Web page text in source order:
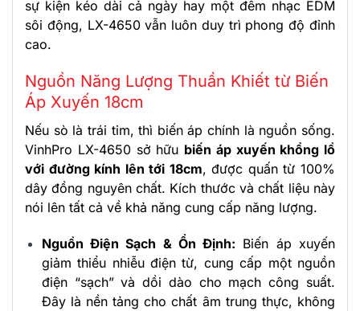
sự kiện kéo dài cả ngày hay một đêm nhạc EDM
sôi động, LX-4650 vẫn luôn duy trì phong độ đỉnh
cao.
Nguồn Năng Lượng Thuần Khiết từ Biến
Áp Xuyến 18cm
Nếu sò là trái tim, thì biến áp chính là nguồn sống.
VinhPro LX-4650 sở hữu biến áp xuyến khổng lồ
với đường kính lên tới 18cm, được quấn từ 100%
dây đồng nguyên chất. Kích thước và chất liệu này
nói lên tất cả về khả năng cung cấp năng lượng.
Nguồn Điện Sạch & Ổn Định: Biến áp xuyến
giảm thiểu nhiễu điện từ, cung cấp một nguồn
điện “sạch” và dồi dào cho mạch công suất.
Đây là nền tảng cho chất âm trung thực, không